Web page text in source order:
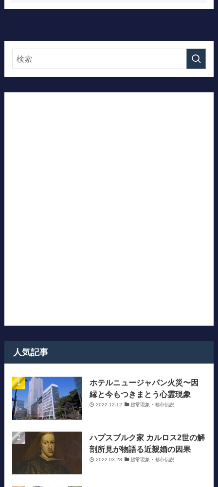
人気記事
ホテルニュージャパン火災〜因
縁と今もつきまとう心霊現象
2022-12-12 超常現象・都市伝説
ハプスブルク家 カルロス2世の解
剖所見が物語る近親婚の因果
2022-03-28 超常現象・都市伝説